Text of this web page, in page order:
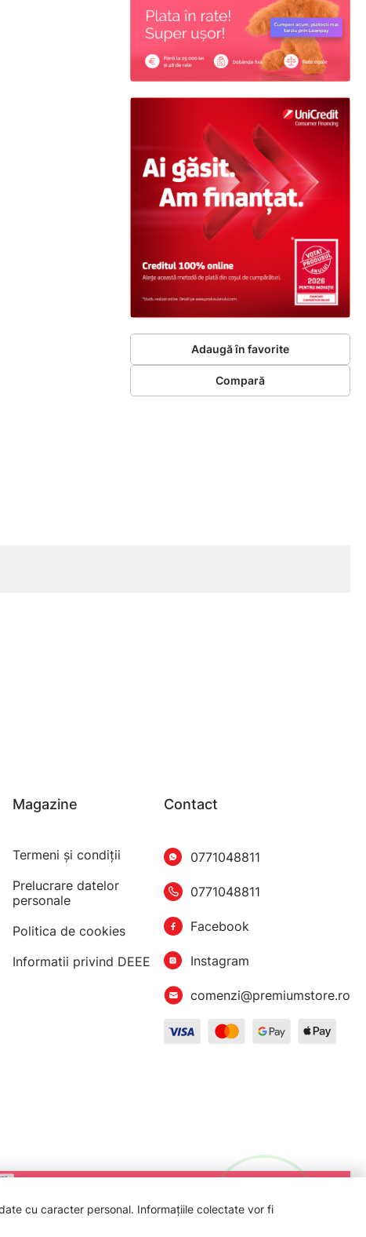
Adaugă în favorite
Compară
Magazine
Termeni şi condiţii
Prelucrare datelor
personale
Politica de cookies
Informatii privind DEEE
Contact
0771048811
0771048811
Facebook
Instagram
comenzi@premiumstore.ro
cu caracter personal. Informațiile colectate vor fi